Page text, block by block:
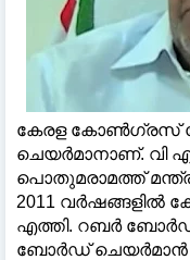
കേരള കോണ്‍ഗ്രസ്
ചെയർമാനാണ്. വി
പൊതുമരാമത്ത്
2011 വർഷങ്ങളില്‍
എത്തി. റബർ
ബോർഡ് ചെയർമാൻ